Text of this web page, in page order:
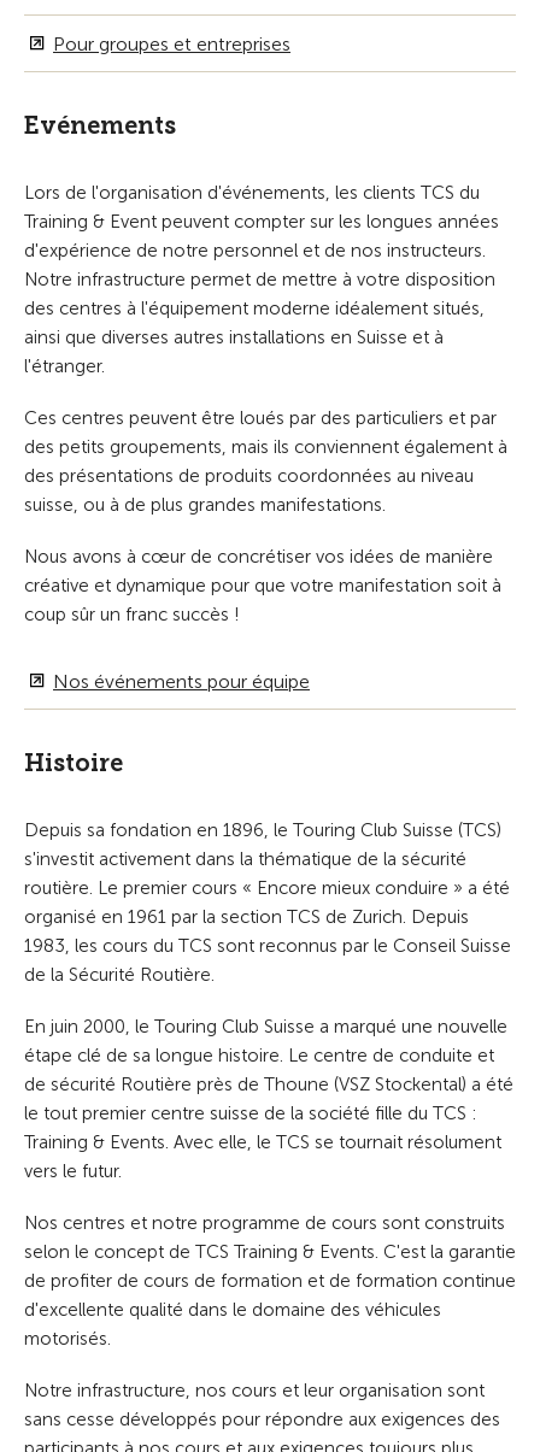
Pour groupes et entreprises
Evénements
Lors de l'organisation d'événements, les clients TCS du
Training & Event peuvent compter sur les longues années
d'expérience de notre personnel et de nos instructeurs.
Notre infrastructure permet de mettre à votre disposition
des centres à l'équipement moderne idéalement situés,
ainsi que diverses autres installations en Suisse et à
l'étranger.
Ces centres peuvent être loués par des particuliers et par
des petits groupements, mais ils conviennent également à
des présentations de produits coordonnées au niveau
suisse, ou à de plus grandes manifestations.
Nous avons à cœur de concrétiser vos idées de manière
créative et dynamique pour que votre manifestation soit à
coup sûr un franc succès !
Nos événements pour équipe
Histoire
Depuis sa fondation en 1896, le Touring Club Suisse (TCS)
s'investit activement dans la thématique de la sécurité
routière. Le premier cours « Encore mieux conduire » a été
organisé en 1961 par la section TCS de Zurich. Depuis
1983, les cours du TCS sont reconnus par le Conseil Suisse
de la Sécurité Routière.
En juin 2000, le Touring Club Suisse a marqué une nouvelle
étape clé de sa longue histoire. Le centre de conduite et
de sécurité Routière près de Thoune (VSZ Stockental) a été
le tout premier centre suisse de la société fille du TCS :
Training & Events. Avec elle, le TCS se tournait résolument
vers le futur.
Nos centres et notre programme de cours sont construits
selon le concept de TCS Training & Events. C'est la garantie
de profiter de cours de formation et de formation continue
d'excellente qualité dans le domaine des véhicules
motorisés.
Notre infrastructure, nos cours et leur organisation sont
sans cesse développés pour répondre aux exigences des